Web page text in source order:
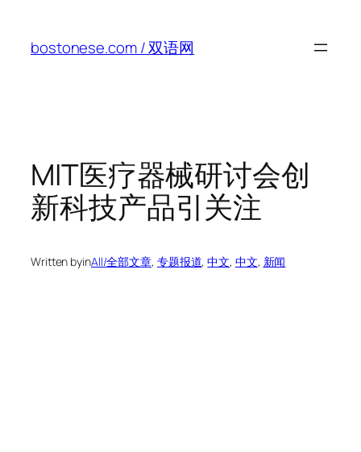
content
bostonese.com / 双语网
MIT医疗器械研讨会创
新科技产品引关注
Written byinAll/全部文章, 专题报道, 中文, 中文, 新闻